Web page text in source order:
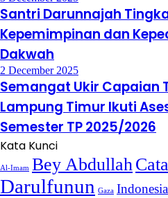
Santri Darunnajah
Kepemimpinan dan
Dakwah
2 December 2025
Semangat Ukir Capaian
Lampung Timur Ikuti
Semester TP 2025/2026
Kata Kunci
Al-Imam Bey Abdullah
Darulfunun Gaza Indonesia